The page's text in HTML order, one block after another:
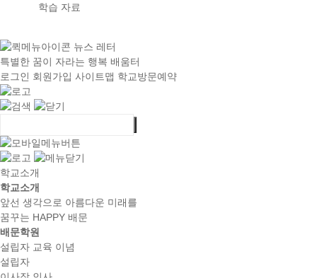
학습 자료
뉴스 레터
특별한 꿈이 자라는 행복 배움터
로그인 회원가입 사이트맵 학교방문예약
학교소개
학교소개
앞선 생각으로 아름다운 미래를
꿈꾸는 HAPPY 배문
배문학원
설립자 교육 이념
설립자